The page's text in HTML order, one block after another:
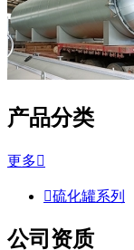
产品分类
更多
硫化罐系列
公司资质